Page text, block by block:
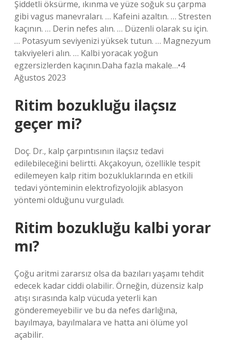
Şiddetli öksürme, ıkınma ve yüze soğuk su çarpma
gibi vagus manevraları. … Kafeini azaltın. … Stresten
kaçının. … Derin nefes alın. … Düzenli olarak su için.
… Potasyum seviyenizi yüksek tutun. … Magnezyum
takviyeleri alın. … Kalbi yoracak yoğun
egzersizlerden kaçının.Daha fazla makale…•4
Ağustos 2023
Ritim bozukluğu ilaçsız
geçer mi?
Doç. Dr., kalp çarpıntısının ilaçsız tedavi
edilebileceğini belirtti. Akçakoyun, özellikle tespit
edilemeyen kalp ritim bozukluklarında en etkili
tedavi yönteminin elektrofizyolojik ablasyon
yöntemi olduğunu vurguladı.
Ritim bozukluğu kalbi yorar
mı?
Çoğu aritmi zararsız olsa da bazıları yaşamı tehdit
edecek kadar ciddi olabilir. Örneğin, düzensiz kalp
atışı sırasında kalp vücuda yeterli kan
gönderemeyebilir ve bu da nefes darlığına,
bayılmaya, bayılmalara ve hatta ani ölüme yol
açabilir.